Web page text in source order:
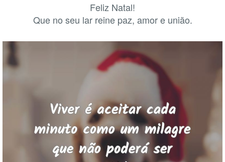
Feliz Natal!
Que no seu lar reine paz, amor e união.